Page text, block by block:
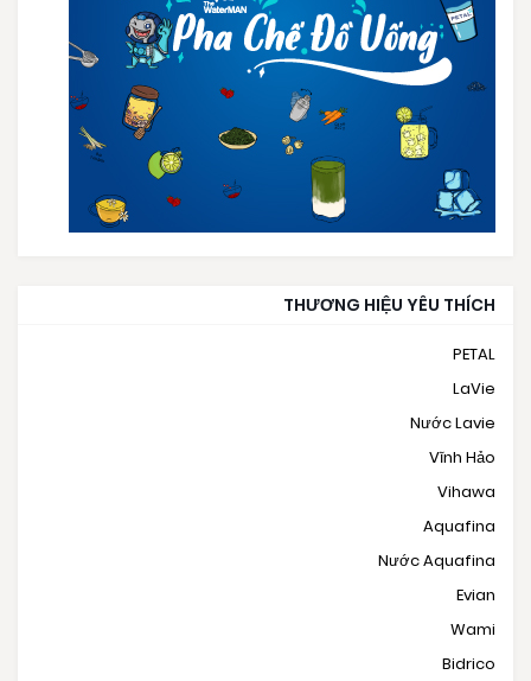
THƯƠNG HIỆU YÊU THÍCH
PETAL
LaVie
Nước Lavie
Vĩnh Hảo
Vihawa
Aquafina
Nước Aquafina
Evian
Wami
Bidrico